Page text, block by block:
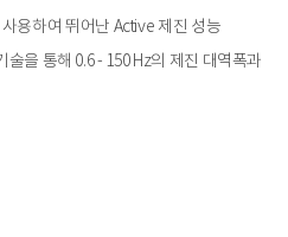
용하여 뛰어난 Active 제진 성능
을 통해 0.6 - 150 Hz의 제진 대역폭과